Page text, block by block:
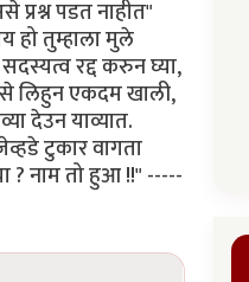
पडत नाहीत"
हो तुम्हाला मुले
रद्द करुन घ्या,
लिहुन एकदम खाली,
देउन याव्यात.
टुकार वागता
? नाम तो हुआ !!" -----